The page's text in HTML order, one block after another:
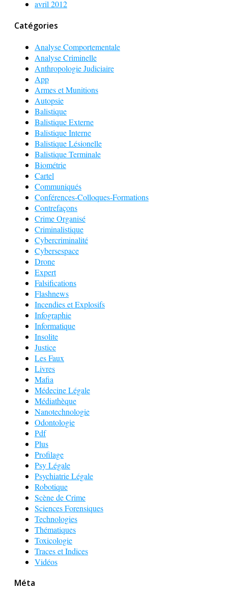
avril 2012
Catégories
Analyse Comportementale
Analyse Criminelle
Anthropologie Judiciaire
App
Armes et Munitions
Autopsie
Balistique
Balistique Externe
Balistique Interne
Balistique Lésionelle
Balistique Terminale
Biométrie
Cartel
Communiqués
Conférences-Colloques-Formations
Contrefaçons
Crime Organisé
Criminalistique
Cybercriminalité
Cybersespace
Drone
Expert
Falsifications
Flashnews
Incendies et Explosifs
Infographie
Informatique
Insolite
Justice
Les Faux
Livres
Mafia
Médecine Légale
Médiathèque
Nanotechnologie
Odontologie
Pdf
Plus
Profilage
Psy Légale
Psychiatrie Légale
Robotique
Scène de Crime
Sciences Forensiques
Technologies
Thématiques
Toxicologie
Traces et Indices
Vidéos
Méta